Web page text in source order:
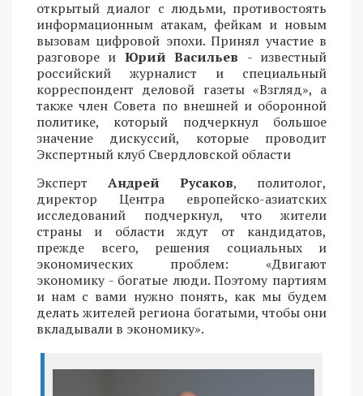
открытый диалог с людьми, противостоять
информационным атакам, фейкам и новым
вызовам цифровой эпохи. Принял участие в
разговоре и Юрий Васильев - известный
российский журналист и специальный
корреспондент деловой газеты «Взгляд», а
также член Совета по внешней и оборонной
политике, который подчеркнул большое
значение дискуссий, которые проводит
Экспертный клуб Свердловской области
Эксперт Андрей Русаков, политолог,
директор Центра европейско-азиатских
исследований подчеркнул, что жители
страны и области ждут от кандидатов,
прежде всего, решения социальных и
экономических проблем: «Двигают
экономику - богатые люди. Поэтому партиям
и нам с вами нужно понять, как мы будем
делать жителей региона богатыми, чтобы они
вкладывали в экономику».